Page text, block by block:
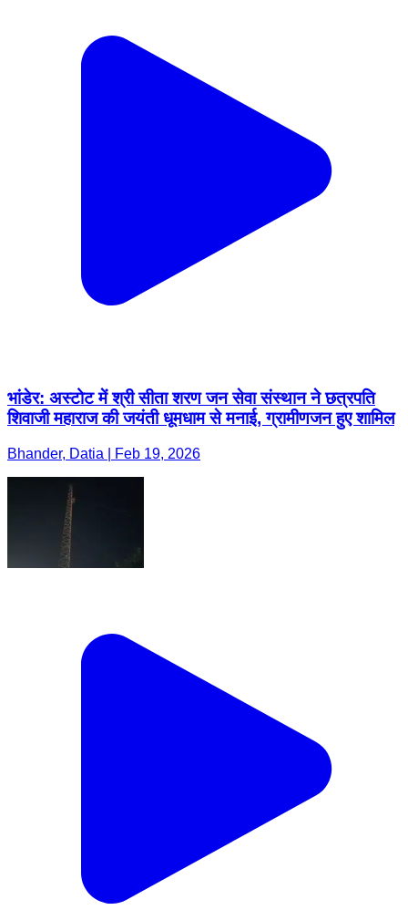
भांडेर: अस्टोट में श्री सीता शरण जन सेवा संस्थान ने छत्रपति
शिवाजी महाराज की जयंती धूमधाम से मनाई, ग्रामीणजन हुए शामिल
Bhander, Datia | Feb 19, 2026